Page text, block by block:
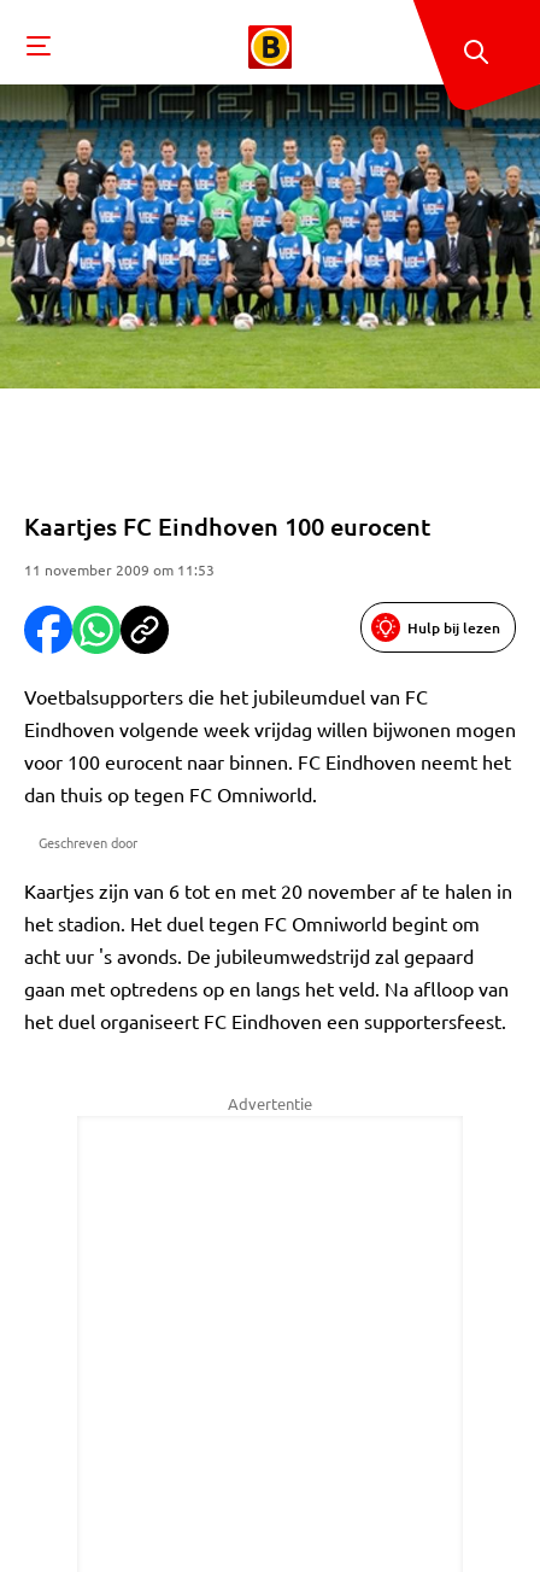
Kaartjes FC Eindhoven 100 eurocent
11 november 2009 om 11:53
Hulp bij lezen
Voetbalsupporters die het jubileumduel van FC
Eindhoven volgende week vrijdag willen bijwonen mogen
voor 100 eurocent naar binnen. FC Eindhoven neemt het
dan thuis op tegen FC Omniworld.
Geschreven door
Kaartjes zijn van 6 tot en met 20 november af te halen in
het stadion. Het duel tegen FC Omniworld begint om
acht uur 's avonds. De jubileumwedstrijd zal gepaard
gaan met optredens op en langs het veld. Na aflloop van
het duel organiseert FC Eindhoven een supportersfeest.
Advertentie